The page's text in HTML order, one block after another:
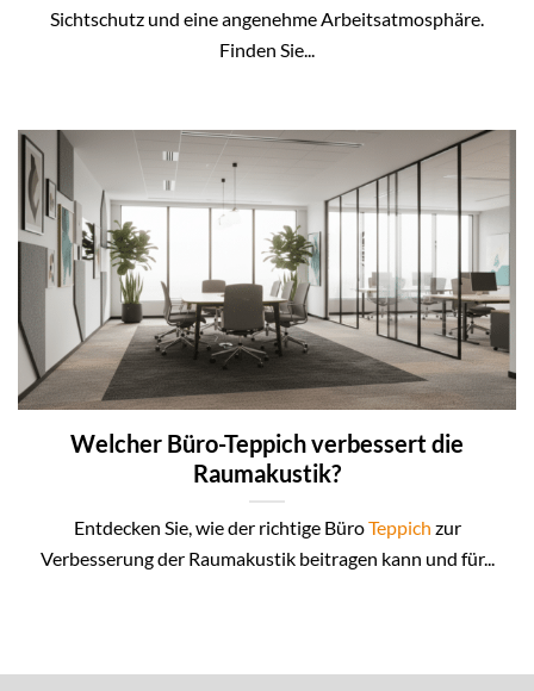
Sichtschutz und eine angenehme Arbeitsatmosphäre.
Finden Sie...
Welcher Büro-Teppich verbessert die
Raumakustik?
Entdecken Sie, wie der richtige BüroTeppich zur
Verbesserung der Raumakustik beitragen kann und für...